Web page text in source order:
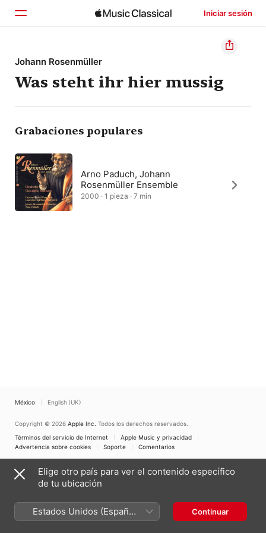
Iniciar sesión
Inicio
Explorar
Buscar
Johann Rosenmüller
Was steht ihr hier mussig
Grabaciones populares
Arno Paduch, Johann
Rosenmüller Ensemble
2000 · 1 pieza · 7 min
México English (UK)
Copyright © 2026 Apple Inc. Todos los derechos reservados.
Términos del servicio de Internet
Apple Music y privacidad
Advertencia sobre cookies
Soporte Comentarios
Elige otro país para ver el contenido específico
de tu ubicación
Estados Unidos (Español
México)
Continuar